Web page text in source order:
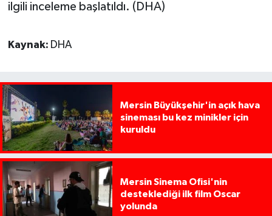
ilgili inceleme başlatıldı. (DHA)
Kaynak: DHA
Mersin Büyükşehir'in açık hava
sineması bu kez minikler için
kuruldu
Mersin Sinema Ofisi'nin
desteklediği ilk film Oscar
yolunda